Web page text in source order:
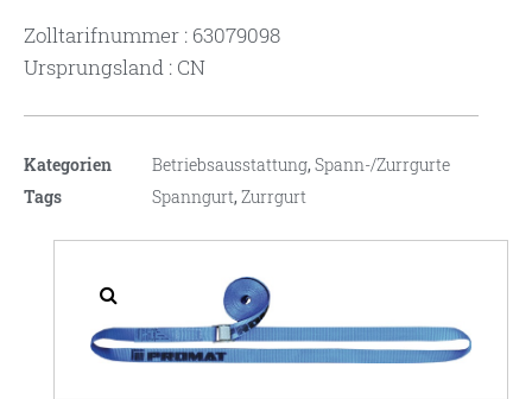
Zolltarifnummer : 63079098
Ursprungsland : CN
Kategorien Betriebsausstattung,Spann-/Zurrgurte
Tags
Spanngurt,Zurrgurt